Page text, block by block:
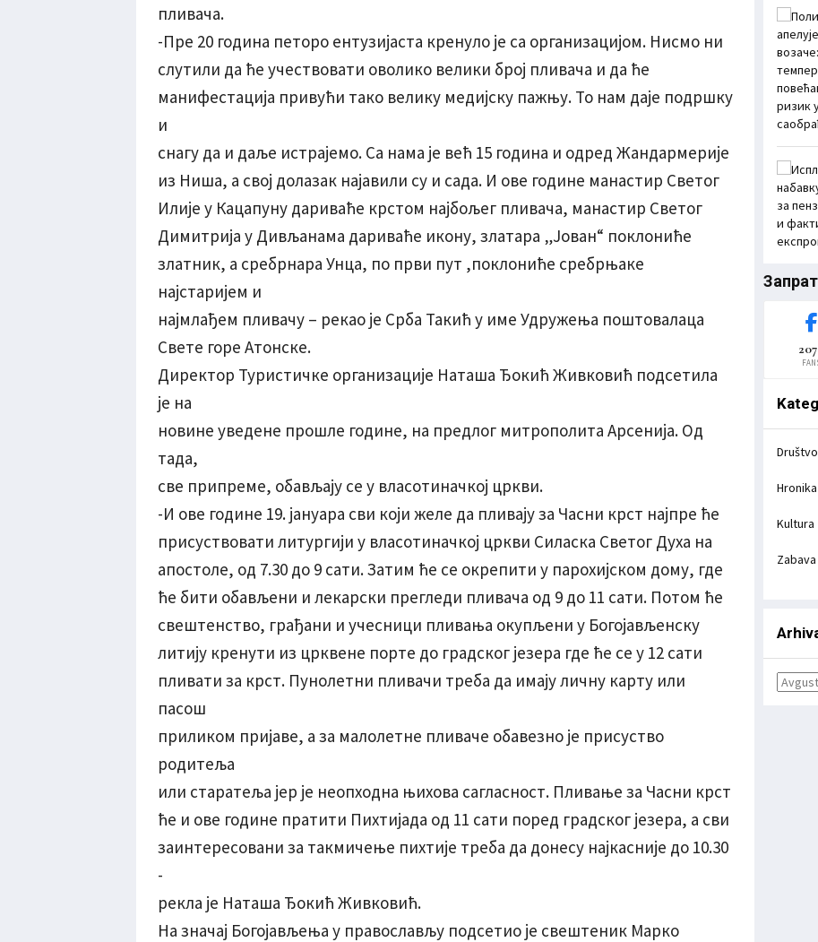
пливача.
-Пре 20 година петоро ентузијаста кренуло је са организацијом. Нисмо ни
слутили да ће учествовати оволико велики број пливача и да ће
манифестација привући тако велику медијску пажњу. То нам даје подршку
и
снагу да и даље истрајемо. Са нама је већ 15 година и одред Жандармерије
из Ниша, а свој долазак најавили су и сада. И ове године манастир Светог
Илије у Кацапуну дариваће крстом најбољег пливача, манастир Светог
Димитрија у Дивљанама дариваће икону, златара „Јован“ поклониће
златник, а сребрнара Унца, по први пут ,поклониће сребрњаке
најстаријем и
најмлађем пливачу – рекао је Срба Такић у име Удружења поштовалаца
Свете горе Атонске.
Директор Туристичке организације Наташа Ђокић Живковић подсетила
је на
новине уведене прошле године, на предлог митрополита Арсенија. Од
тада,
све припреме, обављају се у власотиначкој цркви.
-И ове године 19. јануара сви који желе да пливају за Часни крст најпре ће
присуствовати литургији у власотиначкој цркви Силаска Светог Духа на
апостоле, од 7.30 до 9 сати. Затим ће се окрепити у парохијском дому, где
ће бити обављени и лекарски прегледи пливача од 9 до 11 сати. Потом ће
свештенство, грађани и учесници пливања окупљени у Богојављенску
литију кренути из црквене порте до градског језера где ће се у 12 сати
пливати за крст. Пунолетни пливачи треба да имају личну карту или
пасош
приликом пријаве, а за малолетне пливаче обавезно је присуство
родитеља
или старатеља јер је неопходна њихова сагласност. Пливање за Часни крст
ће и ове године пратити Пихтијада од 11 сати поред градског језера, а сви
заинтересовани за такмичење пихтије треба да донесу најкасније до 10.30
-
рекла је Наташа Ђокић Живковић.
На значај Богојављења у православљу подсетио је свештеник Марко
Društvo
Hronika
Kultura
Zabava